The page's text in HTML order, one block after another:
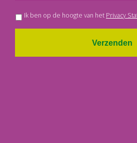
Ik ben op de hoogte van het Privacy
Verzenden